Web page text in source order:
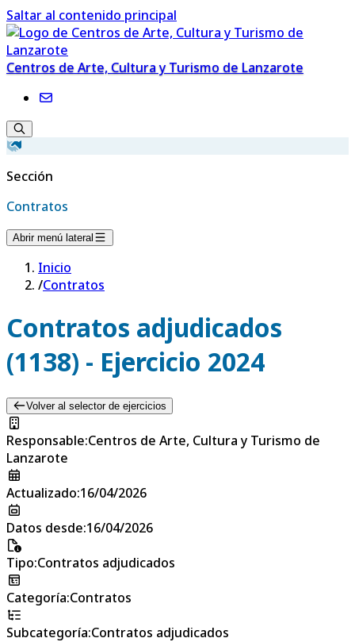
Saltar al contenido principal
Centros de Arte, Cultura y Turismo de Lanzarote
Sección
Contratos
Abrir menú lateral
Inicio
/Contratos
Contratos adjudicados
(1138) - Ejercicio 2024
Volver al selector de ejercicios
Responsable:Centros de Arte, Cultura y Turismo de
Lanzarote
Actualizado:16/04/2026
Datos desde:16/04/2026
Tipo:Contratos adjudicados
Categoría:Contratos
Subcategoría:Contratos adjudicados